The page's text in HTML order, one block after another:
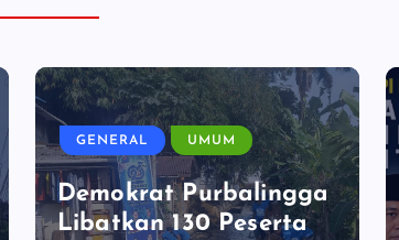
GENERAL UMUM
Demokrat Purbalingga
Libatkan 130 Peserta